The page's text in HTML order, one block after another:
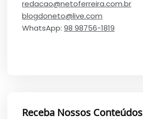
redacao@netoferreira.com.br
blogdoneto@live.com
WhatsApp: 98 98756-1819
Receba Nossos Conteúdos